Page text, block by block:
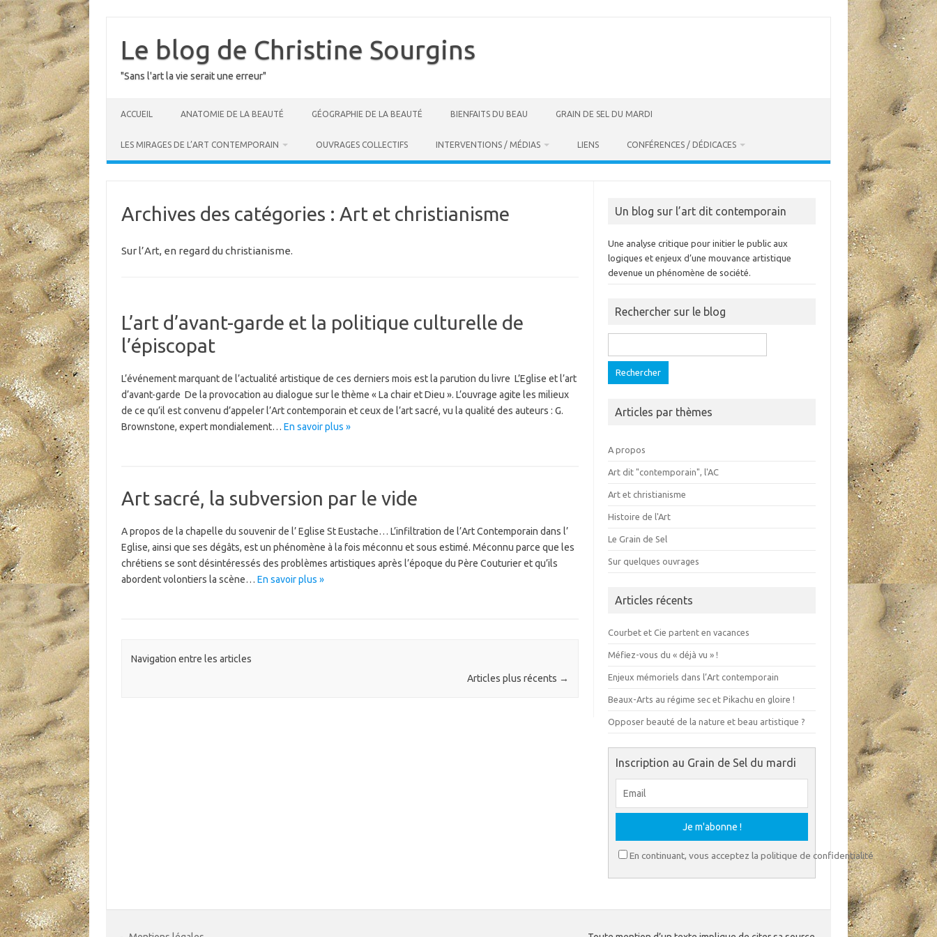
contentLe blog de Christine Sourgins
"Sans l'art la vie serait une erreur"
ACCUEIL ANATOMIE DE LA BEAUTÉ GÉOGRAPHIE DE LA BEAUTÉ BIENFAITS DU BEAU GRAIN DE SEL DU MARDI
LES MIRAGES DE L’ART CONTEMPORAIN OUVRAGES COLLECTIFS INTERVENTIONS / MÉDIAS LIENS CONFÉRENCES / DÉDICACES
Archives des catégories : Art et christianisme
Sur l’Art, en regard du christianisme.
L’art d’avant-garde et la politique culturelle de
l’épiscopat
L’événement marquant de l’actualité artistique de ces derniers mois est la parution du livre L’Eglise et l’art
d’avant-garde De la provocation au dialogue sur le thème « La chair et Dieu ». L’ouvrage agite les milieux
de ce qu’il est convenu d’appeler l’Art contemporain et ceux de l’art sacré, vu la qualité des auteurs : G.
Brownstone, expert mondialement… En savoir plus »
Art sacré, la subversion par le vide
A propos de la chapelle du souvenir de l’ Eglise St Eustache… L’infiltration de l’Art Contemporain dans l’
Eglise, ainsi que ses dégâts, est un phénomène à la fois méconnu et sous estimé. Méconnu parce que les
chrétiens se sont désintéressés des problèmes artistiques après l’époque du Père Couturier et qu’ils
abordent volontiers la scène… En savoir plus »
Navigation entre les articles
Articles plus récents →
Un blog sur l’art dit contemporain
Une analyse critique pour initier le public aux
logiques et enjeux d’une mouvance artistique
devenue un phénomène de société.
Rechercher sur le blog
Articles par thèmes
A propos
Art dit "contemporain", l'AC
Art et christianisme
Histoire de l'Art
Le Grain de Sel
Sur quelques ouvrages
Articles récents
Courbet et Cie partent en vacances
Méfiez-vous du « déjà vu » !
Enjeux mémoriels dans l’Art contemporain
Beaux-Arts au régime sec et Pikachu en gloire !
Opposer beauté de la nature et beau artistique ?
Inscription au Grain de Sel du mardi
En continuant, vous acceptez la politique de confidentialité